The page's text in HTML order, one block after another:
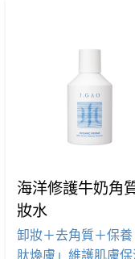
海洋修護牛奶角
妝水
卸妝＋去角質＋保
肽煥膚」維護肌膚